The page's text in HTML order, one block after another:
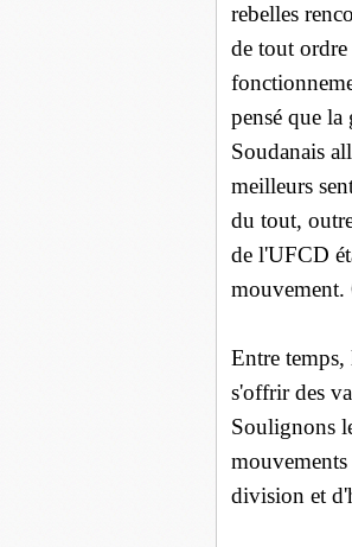
rebelles
de tout
pensé que la
Soudanais
meilleurs
du tout,
de l'UFCD
mouvement.
Entre
s'offrir des
Soulignons
division et